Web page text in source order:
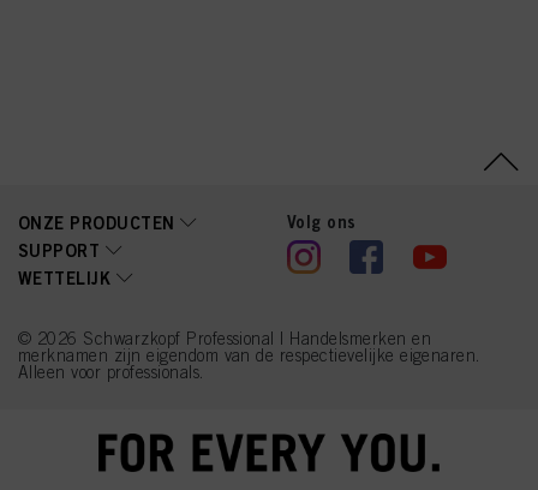
Linalool, Benzyl Alcohol,
Beta-Caryophyllene,
Linalyl Acetate, Potassium
Sorbate
ONZE PRODUCTEN
SUPPORT
WETTELIJK
Volg ons
© 2026 Schwarzkopf Professional | Handelsmerken en
merknamen zijn eigendom van de respectievelijke eigenaren.
Alleen voor professionals.